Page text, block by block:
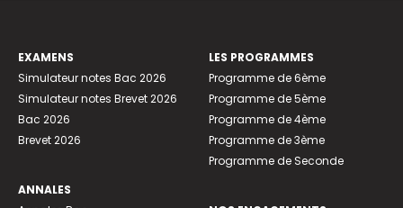
EXAMENS
Simulateur notes Bac 2026
Simulateur notes Brevet 2026
Bac 2026
Brevet 2026
ANNALES
LES PROGRAMMES
Programme de 6ème
Programme de 5ème
Programme de 4ème
Programme de 3ème
Programme de Seconde